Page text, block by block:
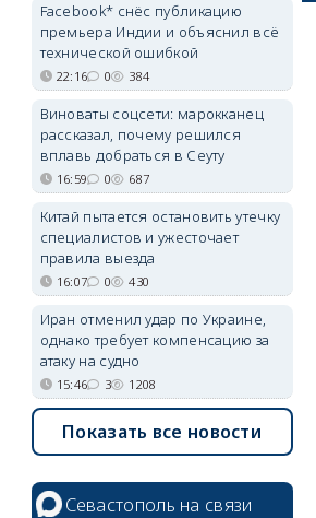
Facebook* снёс публикацию
премьера Индии и объяснил всё
технической ошибкой
22:16 0 384
Виноваты соцсети: марокканец
рассказал, почему решился
вплавь добраться в Сеуту
16:59 0 687
Китай пытается остановить утечку
специалистов и ужесточает
правила выезда
16:07 0 430
Иран отменил удар по Украине,
однако требует компенсацию за
атаку на судно
15:46 3 1208
Показать все новости
Севастополь на связи